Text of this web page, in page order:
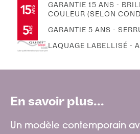
GARANTIE 15 ANS -
COULEUR (SELON
GARANTIE 5 ANS -
LAQUAGE LABELLISÉ -
En savoir plus...
Un modèle contemporain